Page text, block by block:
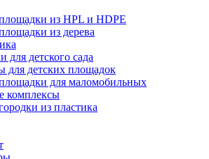
из HPL и HDPE
из дерева
для детского сада
для детских площадок
для маломобильных
комплексы
из пластика